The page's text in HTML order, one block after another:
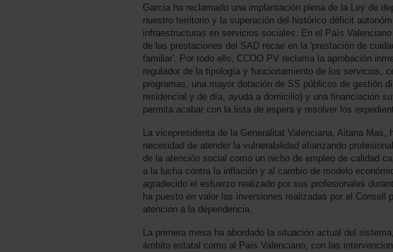
García ha reclamado una implantación plena de la Ley de
nuestro territorio y la superación del histórico déficit
infraestructuras en servicios sociales. En el País
de las prestaciones del SAD recae en la 'prestación de
familiar'. Por todo ello, CCOO PV reclama la aprobación
regulador de la tipología y funcionamiento de los servicios,
programas, una mayor dotación de SS públicos de gestión
residencial y de día, ayuda a domicilio) y una financiación
permita acabar con la lista de espera y resolver los
La vicepresidenta de la Generalitat Valenciana, Aitana Mas,
necesidad de atender la vulnerabilidad afianzando
de la atención social como un nicho de empleo de calidad
a la lucha contra la inflación y al cambio de modelo
agradecido el esfuerzo realizado por sus profesionales
ha puesto en valor las inversiones realizadas por el Consell
atención a la dependencia.
La primera mesa ha abordado la situación actual del
ámbito estatal como al País Valenciano, con las